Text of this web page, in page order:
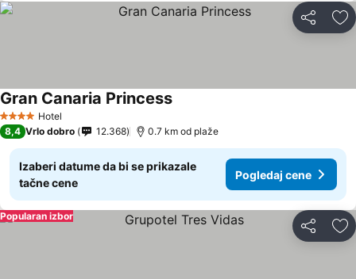
Deli
4 ZvezdiceHotel
Gran Canaria Princess
8,4 Vrlo dobro 12.368 0.7 km od plaže
Izaberi datume da bi se prikazale
tačne cene
Pogledaj cene
Deli
Popularan izbor